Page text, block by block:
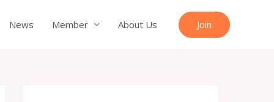
News Member About Us Join